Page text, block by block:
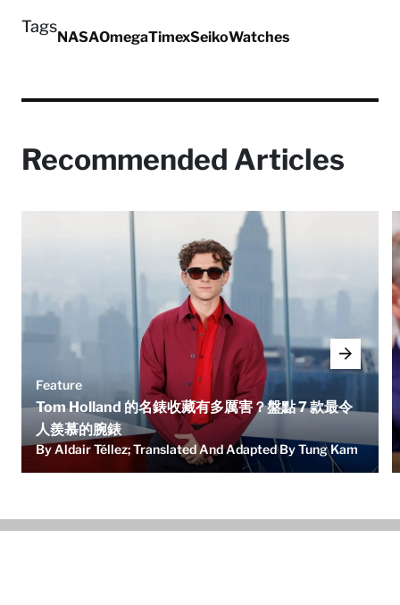
Tags
NASAOmegaTimexSeikoWatches
Recommended Articles
Feature
Tom Holland 的名錶收藏有多厲害？盤點 7 款最令
人羨慕的腕錶
By Aldair Téllez; Translated And Adapted By Tung Kam